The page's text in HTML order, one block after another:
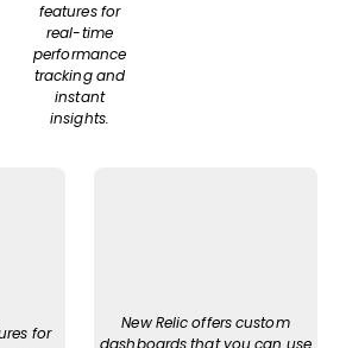
features for
real-time
performance
tracking and
instant
insights.
for
New Relic offers custom
dashboards that you can use